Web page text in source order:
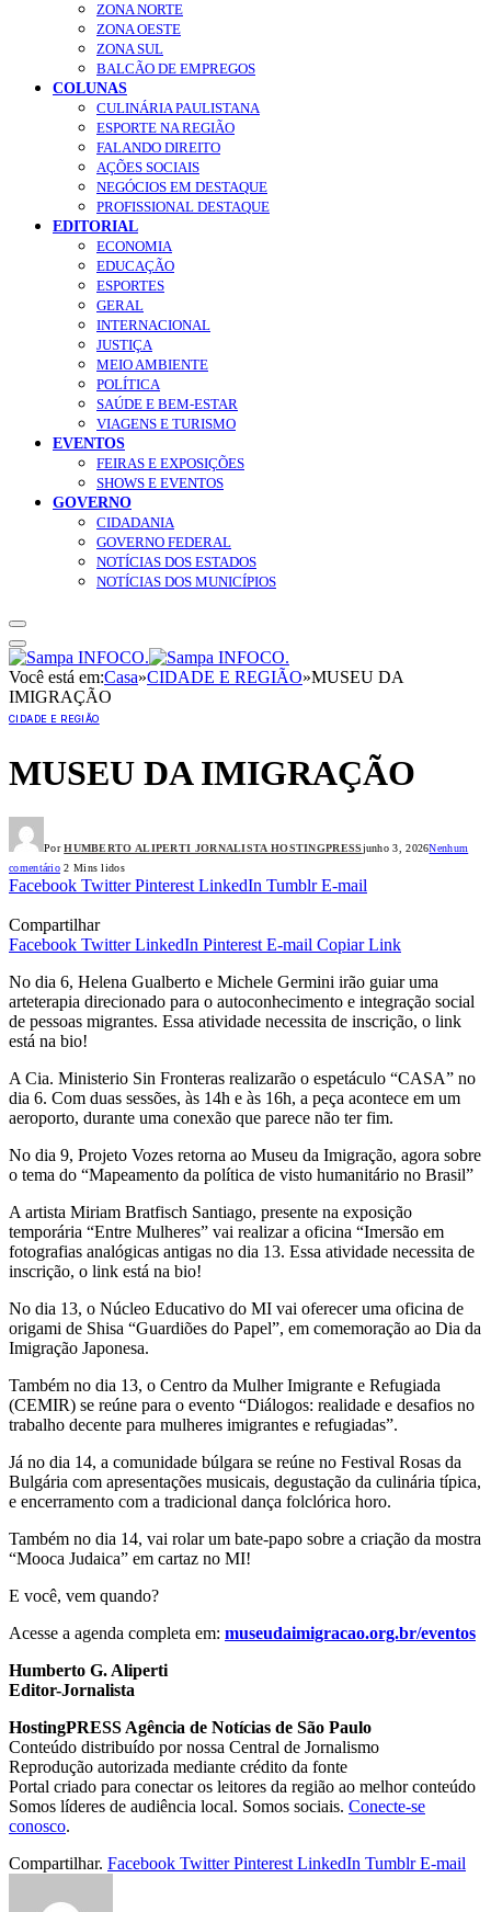
ZONA NORTE
ZONA OESTE
ZONA SUL
BALCÃO DE EMPREGOS
COLUNAS
CULINÁRIA PAULISTANA
ESPORTE NA REGIÃO
FALANDO DIREITO
AÇÕES SOCIAIS
NEGÓCIOS EM DESTAQUE
PROFISSIONAL DESTAQUE
EDITORIAL
ECONOMIA
EDUCAÇÃO
ESPORTES
GERAL
INTERNACIONAL
JUSTIÇA
MEIO AMBIENTE
POLÍTICA
SAÚDE E BEM-ESTAR
VIAGENS E TURISMO
EVENTOS
FEIRAS E EXPOSIÇÕES
SHOWS E EVENTOS
GOVERNO
CIDADANIA
GOVERNO FEDERAL
NOTÍCIAS DOS ESTADOS
NOTÍCIAS DOS MUNICÍPIOS
Você está em:Casa»CIDADE E REGIÃO»MUSEU DA
IMIGRAÇÃO
CIDADE E REGIÃO
MUSEU DA IMIGRAÇÃO
Por HUMBERTO ALIPERTI JORNALISTA HOSTINGPRESSjunho 3, 2026Nenhum
comentário 2 Mins lidos
Facebook Twitter Pinterest LinkedIn Tumblr E-mail
Compartilhar
Facebook Twitter LinkedIn Pinterest E-mail Copiar Link
No dia 6, Helena Gualberto e Michele Germini irão guiar uma
arteterapia direcionado para o autoconhecimento e integração social
de pessoas migrantes. Essa atividade necessita de inscrição, o link
está na bio!
A Cia. Ministerio Sin Fronteras realizarão o espetáculo “CASA” no
dia 6. Com duas sessões, às 14h e às 16h, a peça acontece em um
aeroporto, durante uma conexão que parece não ter fim.
No dia 9, Projeto Vozes retorna ao Museu da Imigração, agora sobre
o tema do “Mapeamento da política de visto humanitário no Brasil”
A artista Miriam Bratfisch Santiago, presente na exposição
temporária “Entre Mulheres” vai realizar a oficina “Imersão em
fotografias analógicas antigas no dia 13. Essa atividade necessita de
inscrição, o link está na bio!
No dia 13, o Núcleo Educativo do MI vai oferecer uma oficina de
origami de Shisa “Guardiões do Papel”, em comemoração ao Dia da
Imigração Japonesa.
Também no dia 13, o Centro da Mulher Imigrante e Refugiada
(CEMIR) se reúne para o evento “Diálogos: realidade e desafios no
trabalho decente para mulheres imigrantes e refugiadas”.
Já no dia 14, a comunidade búlgara se reúne no Festival Rosas da
Bulgária com apresentações musicais, degustação da culinária típica,
e encerramento com a tradicional dança folclórica horo.
Também no dia 14, vai rolar um bate-papo sobre a criação da mostra
“Mooca Judaica” em cartaz no MI!
E você, vem quando?
Acesse a agenda completa em: museudaimigracao.org.br/eventos
Humberto G. Aliperti
Editor-Jornalista
HostingPRESS Agência de Notícias de São Paulo
Conteúdo distribuído por nossa Central de Jornalismo
Reprodução autorizada mediante crédito da fonte
Portal criado para conectar os leitores da região ao melhor conteúdo
Somos líderes de audiência local. Somos sociais. Conecte-se
conosco.
Compartilhar. Facebook Twitter Pinterest LinkedIn Tumblr E-mail